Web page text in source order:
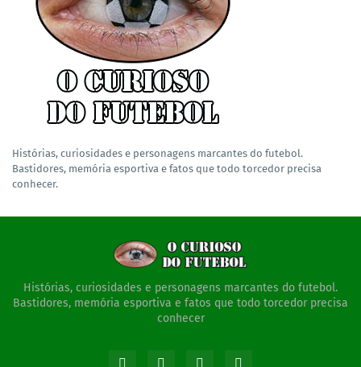
Histórias, curiosidades e personagens marcantes do futebol.
Bastidores, memória esportiva e fatos que todo torcedor precisa
conhecer.
Histórias, curiosidades e personagens marcantes do futebol.
Bastidores, memória esportiva e fatos que todo torcedor precisa
conhecer